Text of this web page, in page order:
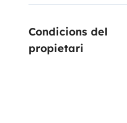
Condicions del
propietari